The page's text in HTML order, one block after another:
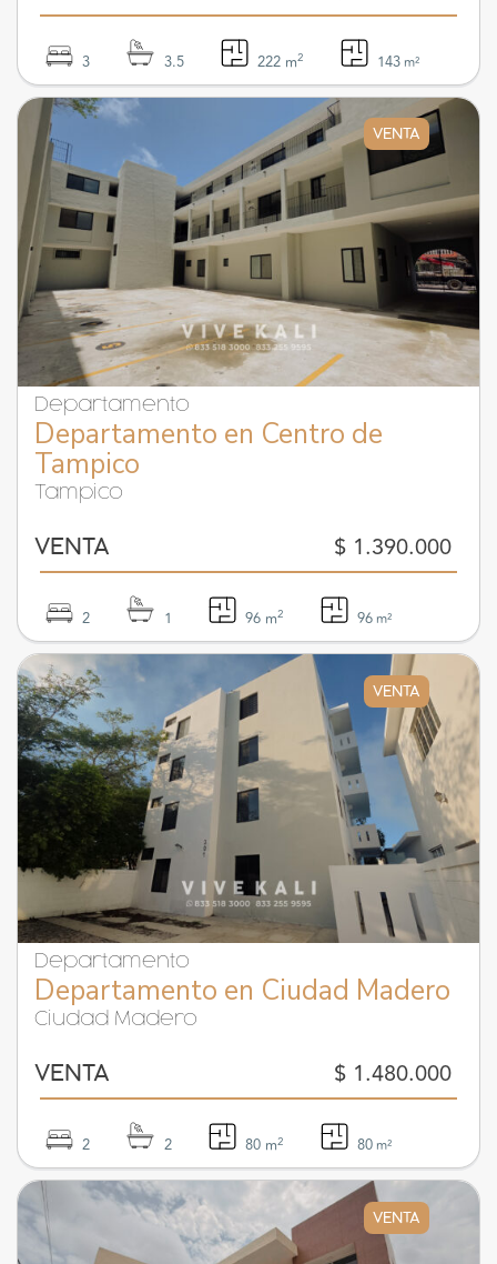
3 3.5 222 m2 143 m²
VENTA
Departamento
Departamento en Centro de
Tampico
Tampico
VENTA $ 1.390.000
2 1 96 m2 96 m²
VENTA
Departamento
Departamento en Ciudad Madero
Ciudad Madero
VENTA $ 1.480.000
2 2 80 m2 80 m²
VENTA